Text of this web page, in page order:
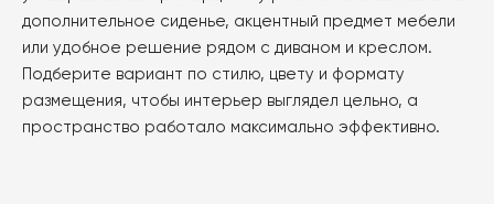
дополнительное сиденье, акцентный предмет мебели
или удобное решение рядом с диваном и креслом.
Подберите вариант по стилю, цвету и формату
размещения, чтобы интерьер выглядел цельно, а
пространство работало максимально эффективно.